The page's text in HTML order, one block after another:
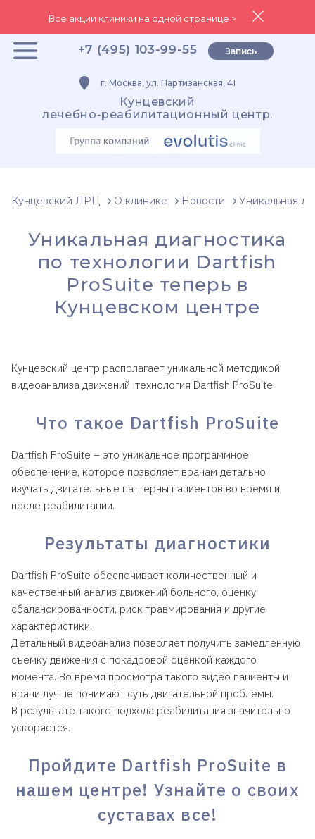
Все акции клиники на одной странице >
+7 (495) 103-99-55 Запись
г. Москва, ул. Партизанская, 41
Кунцевский
лечебно-реабилитационный центр.
Кунцевский ЛРЦ О клинике Новости Уникальная
Уникальная диагностика
по технологии Dartfish
ProSuite теперь в
Кунцевском центре
Кунцевский центр располагает уникальной методикой
видеоанализа движений: технология Dartfish ProSuite.
Что такое Dartfish ProSuite
Dartfish ProSuite – это уникальное программное
обеспечение, которое позволяет врачам детально
изучать двигательные паттерны пациентов во время и
после реабилитации.
Результаты диагностики
Dartfish ProSuite обеспечивает количественный и
качественный анализ движений больного, оценку
сбалансированности, риск травмирования и другие
характеристики.
Детальный видеоанализ позволяет получить замедленную
съемку движения с покадровой оценкой каждого
момента. Во время просмотра такого видео пациенты и
врачи лучше понимают суть двигательной проблемы.
В результате такого подхода реабилитация значительно
ускоряется.
Пройдите Dartfish ProSuite в
нашем центре! Узнайте о своих
суставах все!